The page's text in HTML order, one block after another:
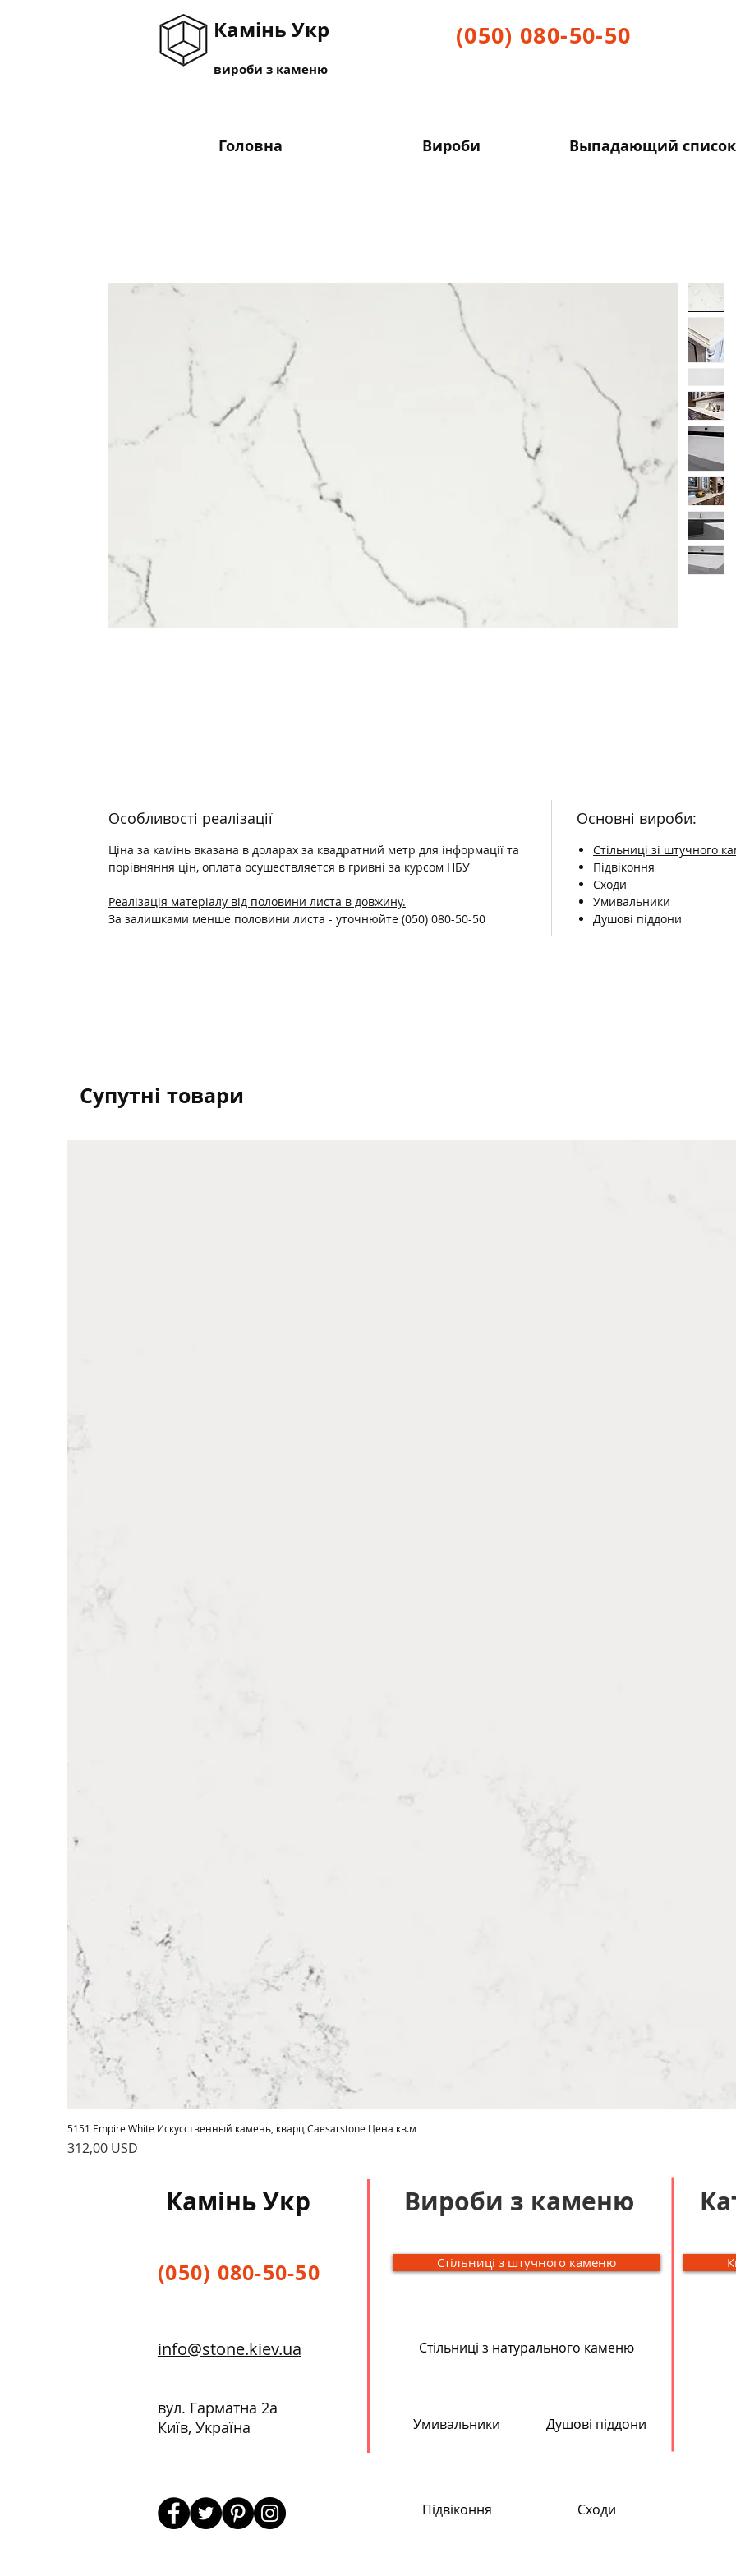
Камінь Укр
вироби з каменю
(050) 080-50-50
Головна Вироби Выпадающий список
Особливості реалізації
Ціна за камінь вказана в доларах за квадратний метр для інформації та
порівняння цін, оплата осушествляется в гривні за курсом НБУ
Реалізація матеріалу від половини листа в довжину.
За залишками менше половини листа - уточнюйте (050) 080-50-50
Основні вироби:
Стільниці зі штучного
Підвіконня
Сходи
Умивальники
Душові піддони
Супутні товари
5151 Empire White Искусственный камень, кварц Caesarstone Цена кв.м
Ціна
312,00 USD
Камінь Укр Вироби з каменю
(050) 080-50-50 Стільниці з штучного каменю
info@stone.kiev.ua Стільниці з натурального каменю
вул. Гарматна 2а
Київ, Україна
Умивальники Душові піддони
Підвіконня Сходи